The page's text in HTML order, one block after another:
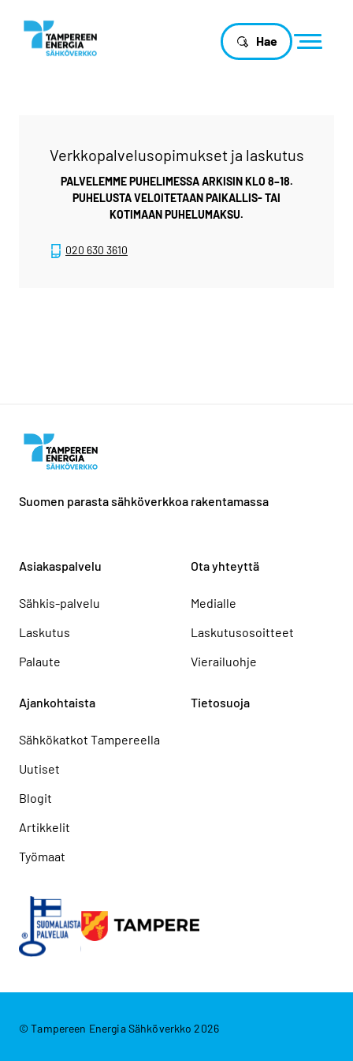
Hae
Verkkopalvelusopimukset ja laskutus
PALVELEMME PUHELIMESSA ARKISIN KLO 8–18.
PUHELUSTA VELOITETAAN PAIKALLIS- TAI
KOTIMAAN PUHELUMAKSU.
020 630 3610
Suomen parasta sähköverkkoa rakentamassa
Asiakaspalvelu
Sähkis-palvelu
Laskutus
Palaute
Ota yhteyttä
Medialle
Laskutusosoitteet
Vierailuohje
Ajankohtaista
Sähkökatkot Tampereella
Uutiset
Blogit
Artikkelit
Työmaat
Tietosuoja
© Tampereen Energia Sähköverkko 2026